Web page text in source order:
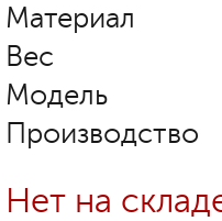
Материал
Вес
Модель
Производство
Нет на